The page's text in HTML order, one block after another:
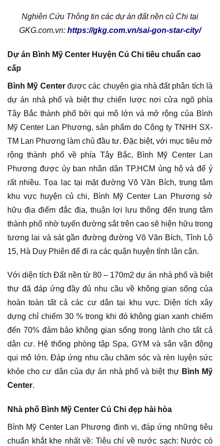
Nghiên Cứu Thông tin các dự án đất nền củ Chi tại
GKG.com.vn: https://gkg.com.vn/sai-gon-star-city/
Dự án Bình Mỹ Center Huyện Củ Chi tiêu chuẩn cao
cấp
Bình Mỹ Centerđược các chuyên gia nhà đất phân tích là
dự án nhà phố và biệt thự chiến lược nơi cửa ngõ phía
Tây Bắc thành phố bởi qui mô lớn và mở rộng của Bình
Mỹ Center Lan Phương, sản phẩm do Công ty TNHH SX-
TM Lan Phương làm chủ đầu tư. Đặc biệt, với mục tiêu mở
rộng thành phố về phía Tây Bắc, Bình Mỹ Center Lan
Phương được ủy ban nhân dân TP.HCM ủng hộ và để ý
rất nhiều. Tọa lạc tại mặt đường Võ Văn Bích, trung tâm
khu vực huyện củ chi, Bình Mỹ Center Lan Phương sở
hữu địa điểm đắc địa, thuận lợi lưu thông đến trung tâm
thành phố nhờ tuyến đường sắt trên cao sẽ hiện hữu trong
tương lai và sát gần đường đường Võ Văn Bích, Tỉnh Lộ
15, Hà Duy Phiên để đi ra các quận huyện tỉnh lân cận.
Với diện tích Đất nền từ 80 – 170m2 dự án nhà phố và biệt
thự đã đáp ứng đầy đủ nhu cầu về không gian sống của
hoàn toàn tất cả các cư dân tại khu vực. Diện tích xây
dựng chỉ chiếm 30 % trong khi đó không gian xanh chiếm
đến 70% đảm bảo không gian sống trong lành cho tất cả
dân cư. Hệ thống phòng tập Spa, GYM và sân vận động
qui mô lớn. Đáp ứng nhu cầu chăm sóc và rèn luyện sức
khỏe cho cư dân của dự án nhà phố và biệt thự Bình Mỹ
Center.
Nhà phố Bình Mỹ Center Củ Chi đẹp hài hòa
Bình Mỹ Center Lan Phương định vị, đáp ứng những tiêu
chuẩn khắt khe nhất về: Tiêu chí về nước sạch: Nước có